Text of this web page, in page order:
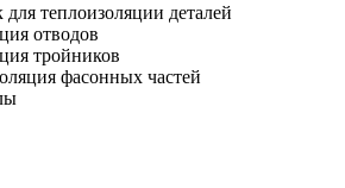
теплоизоляции деталей
отводов
тройников
фасонных частей